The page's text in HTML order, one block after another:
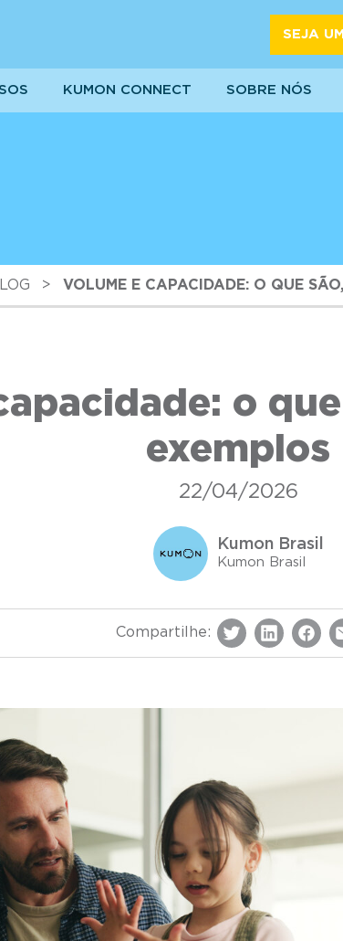
SEJA
KUMON CONNECT SOBRE NÓS
> VOLUME E CAPACIDADE: O QUE
o
exemplos
22/04/2026
Kumon Brasil
Kumon Brasil
Compartilhe: